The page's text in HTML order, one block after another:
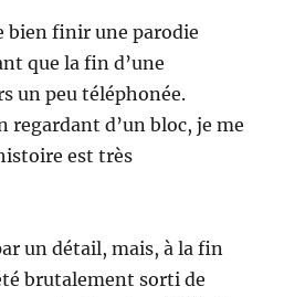
bien finir une parodie
que la fin d’une
un peu téléphonée.
regardant d’un bloc, je me
est très
un détail, mais, à la fin
brutalement sorti de